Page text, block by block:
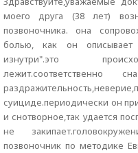
моего друга (38 лет)
позвоночника. она
болью, как он
изнутри".это
лежит.соответственно
суициде.периодически он
и снотворное,так удается
не
позвоночник по методике